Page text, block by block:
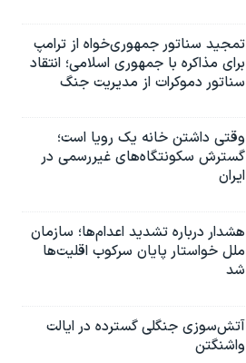
تمجید سناتور جمهوری‌خواه از ترامپ
برای مذاکره با جمهوری اسلامی؛ انتقاد
سناتور دموکرات از مدیریت جنگ
وقتی داشتن خانه یک رویا است؛
گسترش سکونتگاه‌های غیررسمی در
ایران
هشدار درباره تشدید اعدام‌ها؛ سازمان
ملل خواستار پایان سرکوب اقلیت‌ها
شد
آتش‌سوزی جنگلی گسترده در ایالت
واشنگتن